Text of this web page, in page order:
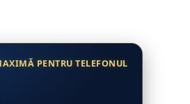
PENTRU TELEFONUL